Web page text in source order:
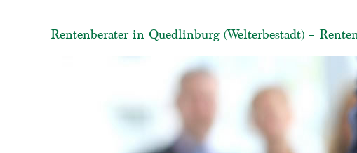
Rentenberater in Quedlinburg (Welterbestadt) –